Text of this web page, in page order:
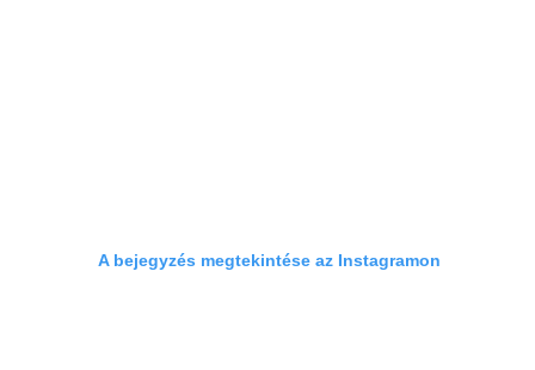
A bejegyzés megtekintése az Instagramon